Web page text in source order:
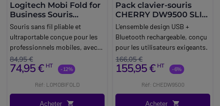
Logitech Mobi Fold for
Business Souris
Bluetooth pliable
Souris sans fil pliable et
ultraportable conçue pour les
professionnels mobiles, avec
double connectivité,
défilement adaptatif et
84,95 €
74,95 € HT -12%
Réf: LOMOBIFOLD
Acheter
Pack clavier-souris
CHERRY DW9500 SLIM
USB + Bluetooth
L'ensemble design USB +
Bluetooth rechargeable, conçu
pour les utilisateurs exigeants.
166,05 €
155,95 € HT -6%
Réf: CHEDW9500
Acheter